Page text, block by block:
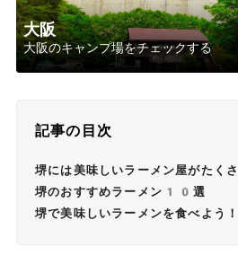
大阪
大阪のキャンプ場をチェックする
記事の目次
堺には美味しいラーメン屋がたくさ
堺のおすすめラーメン10選
堺で美味しいラーメンを食べよう！